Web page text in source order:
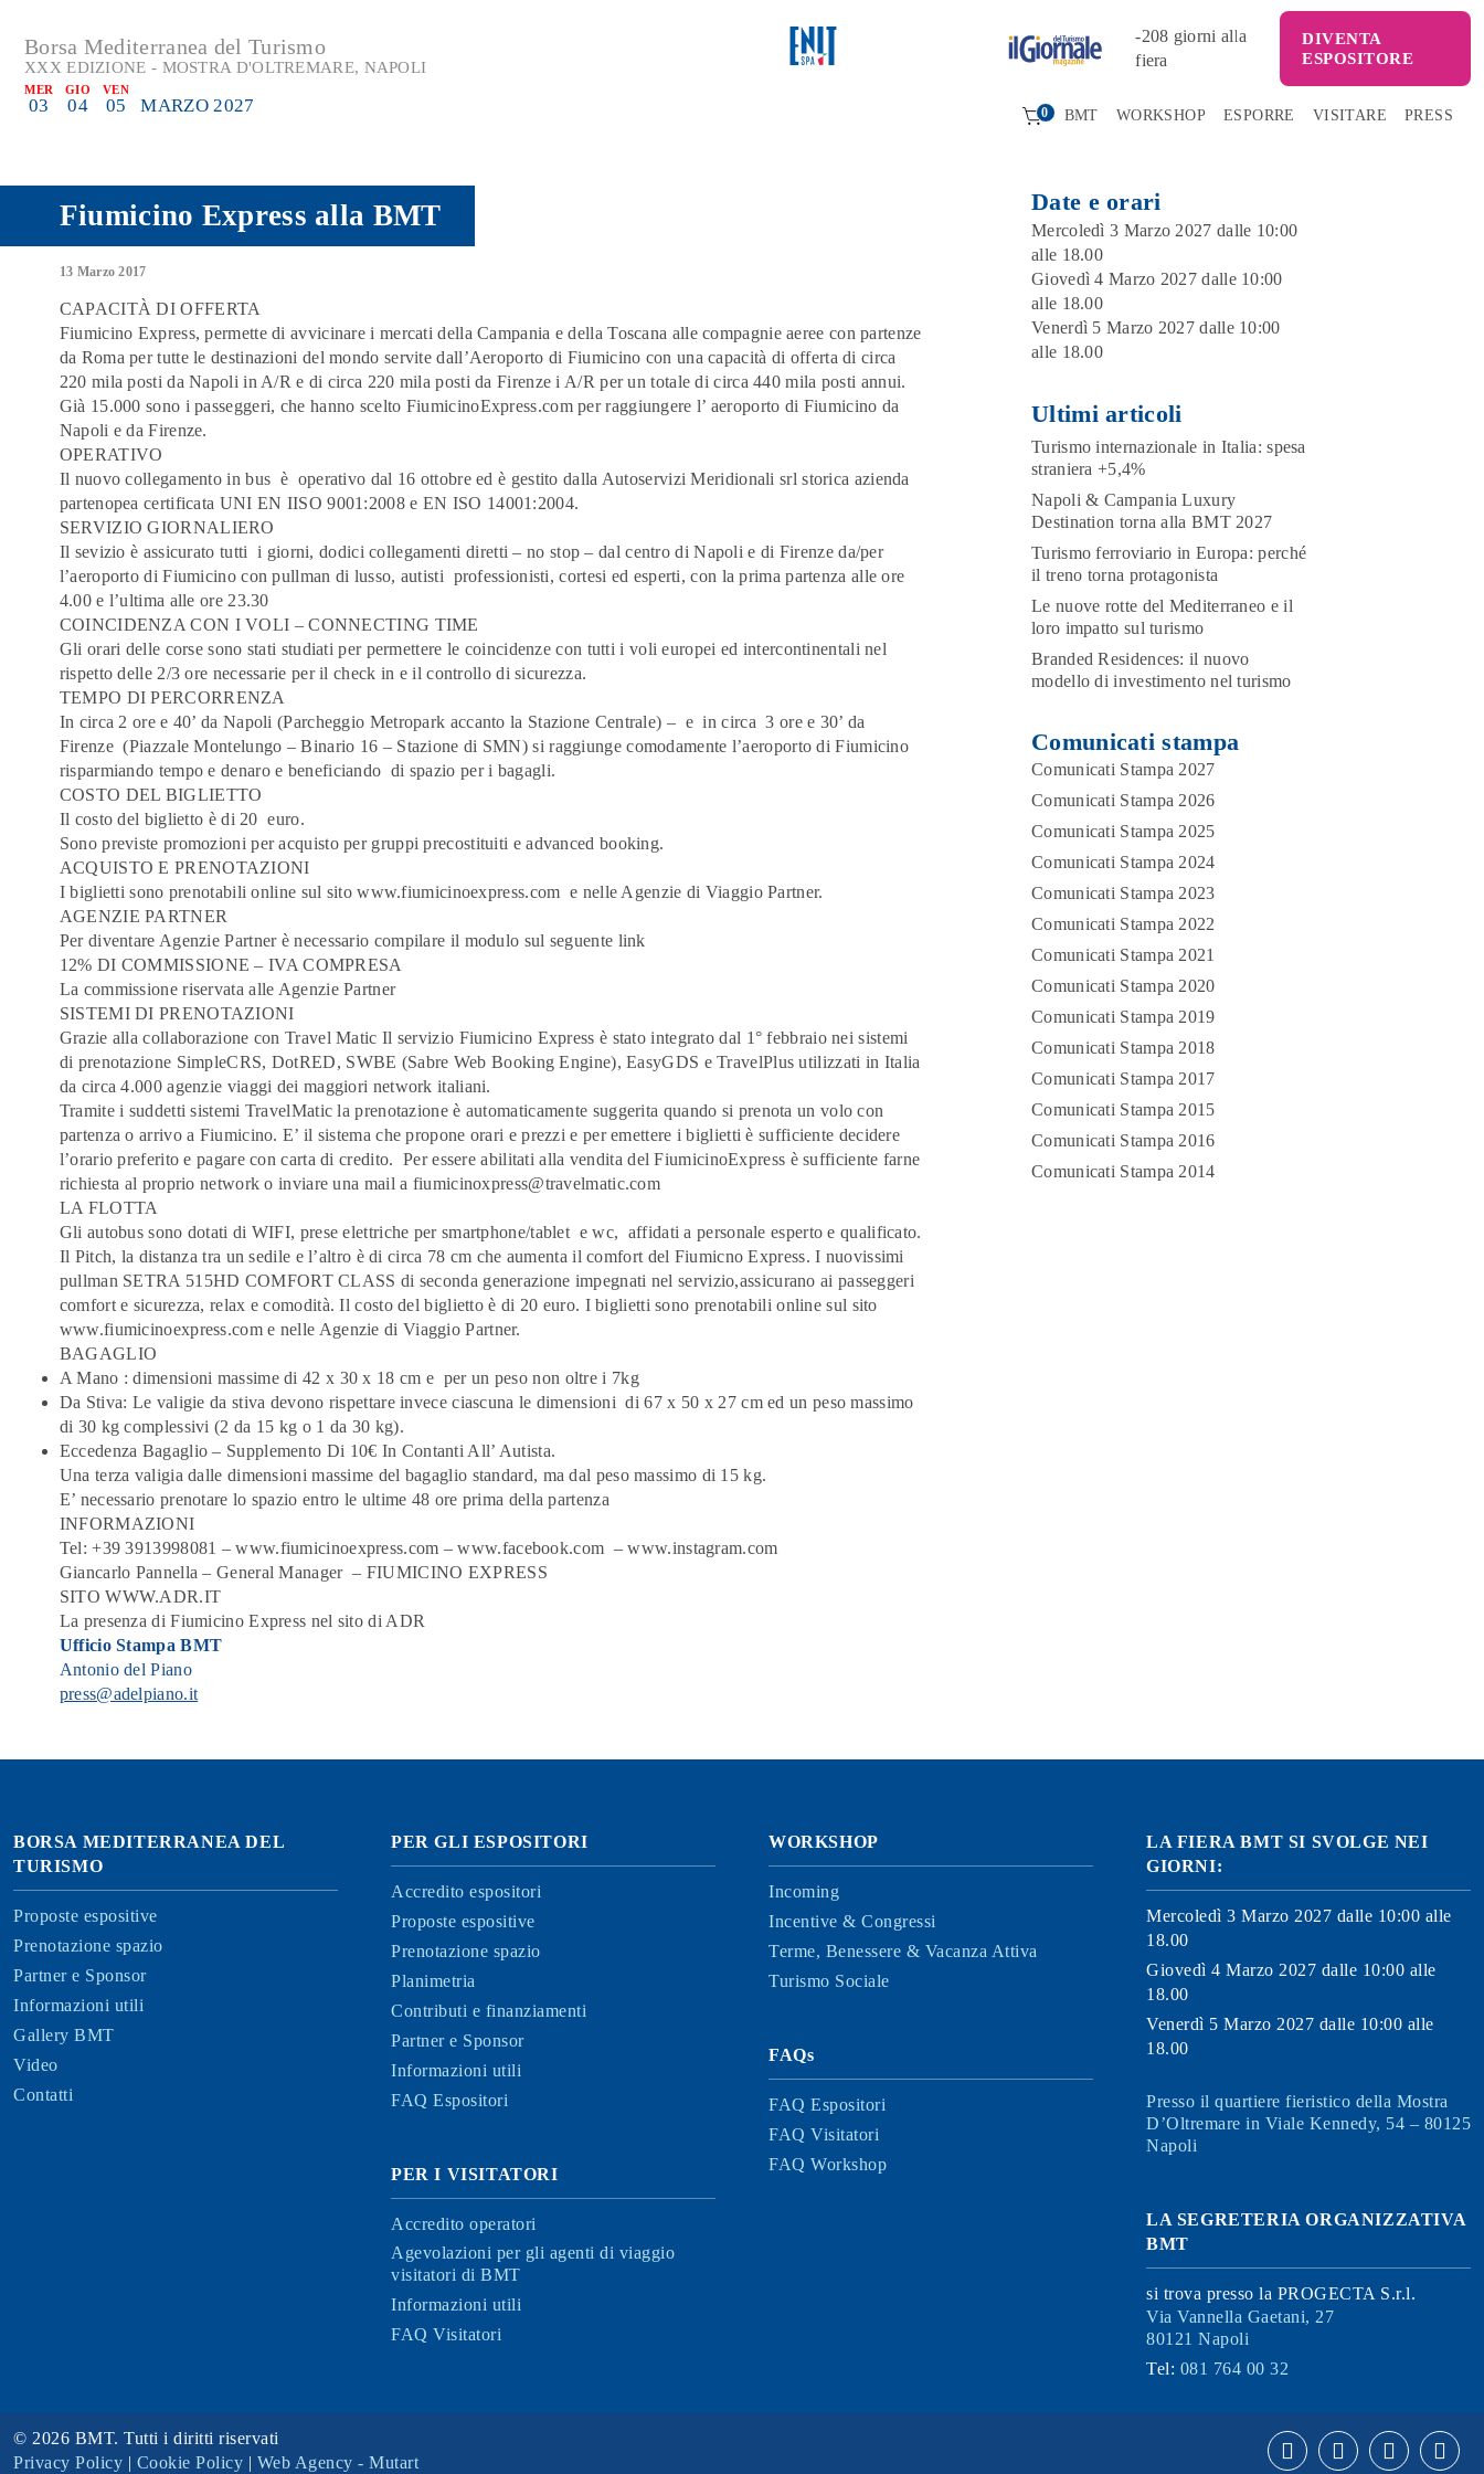
Borsa Mediterranea del Turismo
XXX EDIZIONE - MOSTRA D'OLTREMARE, NAPOLI
MER
03
GIO
04
VEN
05 MARZO 2027
-208 giorni alla
fiera
DIVENTA
ESPOSITORE
0 BMT WORKSHOP ESPORRE VISITARE PRESS
Fiumicino Express alla BMT
13 Marzo 2017
CAPACITÀ DI OFFERTA
Fiumicino Express, permette di avvicinare i mercati della Campania e della Toscana alle compagnie aeree con partenze
da Roma per tutte le destinazioni del mondo servite dall’Aeroporto di Fiumicino con una capacità di offerta di circa
220 mila posti da Napoli in A/R e di circa 220 mila posti da Firenze i A/R per un totale di circa 440 mila posti annui.
Già 15.000 sono i passeggeri, che hanno scelto FiumicinoExpress.com per raggiungere l’ aeroporto di Fiumicino da
Napoli e da Firenze.
OPERATIVO
Il nuovo collegamento in bus è operativo dal 16 ottobre ed è gestito dalla Autoservizi Meridionali srl storica azienda
partenopea certificata UNI EN IISO 9001:2008 e EN ISO 14001:2004.
SERVIZIO GIORNALIERO
Il sevizio è assicurato tutti i giorni, dodici collegamenti diretti – no stop – dal centro di Napoli e di Firenze da/per
l’aeroporto di Fiumicino con pullman di lusso, autisti professionisti, cortesi ed esperti, con la prima partenza alle ore
4.00 e l’ultima alle ore 23.30
COINCIDENZA CON I VOLI – CONNECTING TIME
Gli orari delle corse sono stati studiati per permettere le coincidenze con tutti i voli europei ed intercontinentali nel
rispetto delle 2/3 ore necessarie per il check in e il controllo di sicurezza.
TEMPO DI PERCORRENZA
In circa 2 ore e 40’ da Napoli (Parcheggio Metropark accanto la Stazione Centrale) – e in circa 3 ore e 30’ da
Firenze (Piazzale Montelungo – Binario 16 – Stazione di SMN) si raggiunge comodamente l’aeroporto di Fiumicino
risparmiando tempo e denaro e beneficiando di spazio per i bagagli.
COSTO DEL BIGLIETTO
Il costo del biglietto è di 20 euro.
Sono previste promozioni per acquisto per gruppi precostituiti e advanced booking.
ACQUISTO E PRENOTAZIONI
I biglietti sono prenotabili online sul sitowww.fiumicinoexpress.com e nelle Agenzie di Viaggio Partner.
AGENZIE PARTNER
Per diventare Agenzie Partner è necessario compilare il modulo sul seguente link
12% DI COMMISSIONE – IVA COMPRESA
La commissione riservata alle Agenzie Partner
SISTEMI DI PRENOTAZIONI
Grazie alla collaborazione con Travel Matic Il servizio Fiumicino Express è stato integrato dal 1° febbraio nei sistemi
di prenotazione SimpleCRS, DotRED, SWBE (Sabre Web Booking Engine), EasyGDS e TravelPlus utilizzati in Italia
da circa 4.000 agenzie viaggi dei maggiori network italiani.
Tramite i suddetti sistemi TravelMatic la prenotazione è automaticamente suggerita quando si prenota un volo con
partenza o arrivo a Fiumicino. E’ il sistema che propone orari e prezzi e per emettere i biglietti è sufficiente decidere
l’orario preferito e pagare con carta di credito. Per essere abilitati alla vendita del FiumicinoExpress è sufficiente farne
richiesta al proprio network o inviare una mail a fiumicinoxpress@travelmatic.com
LA FLOTTA
Gli autobus sono dotati di WIFI, prese elettriche per smartphone/tablet e wc, affidati a personale esperto e qualificato.
Il Pitch, la distanza tra un sedile e l’altro è di circa 78 cm che aumenta il comfort del Fiumicno Express. I nuovissimi
pullman SETRA 515HD COMFORT CLASS di seconda generazione impegnati nel servizio,assicurano ai passeggeri
comfort e sicurezza, relax e comodità. Il costo del biglietto è di 20 euro. I biglietti sono prenotabili online sul sito
www.fiumicinoexpress.come nelle Agenzie di Viaggio Partner.
BAGAGLIO
A Mano : dimensioni massime di 42 x 30 x 18 cm e per un peso non oltre i 7kg
Da Stiva: Le valigie da stiva devono rispettare invece ciascuna le dimensioni di 67 x 50 x 27 cm ed un peso massimo
di 30 kg complessivi (2 da 15 kg o 1 da 30 kg).
Eccedenza Bagaglio – Supplemento Di 10€ In Contanti All’ Autista.
Una terza valigia dalle dimensioni massime del bagaglio standard, ma dal peso massimo di 15 kg.
E’ necessario prenotare lo spazio entro le ultime 48 ore prima della partenza
INFORMAZIONI
Tel: +39 3913998081 –www.fiumicinoexpress.com –www.facebook.com –www.instagram.com
Giancarlo Pannella – General Manager – FIUMICINO EXPRESS
SITOWWW.ADR.IT
La presenza di Fiumicino Express nel sito di ADR
Ufficio Stampa BMT
Antonio del Piano
press@adelpiano.it
Date e orari
Mercoledì 3 Marzo 2027 dalle 10:00
alle 18.00
Giovedì 4 Marzo 2027 dalle 10:00
alle 18.00
Venerdì 5 Marzo 2027 dalle 10:00
alle 18.00
Ultimi articoli
Turismo internazionale in Italia: spesa
straniera +5,4%
Napoli & Campania Luxury
Destination torna alla BMT 2027
Turismo ferroviario in Europa: perché
il treno torna protagonista
Le nuove rotte del Mediterraneo e il
loro impatto sul turismo
Branded Residences: il nuovo
modello di investimento nel turismo
Comunicati stampa
Comunicati Stampa 2027
Comunicati Stampa 2026
Comunicati Stampa 2025
Comunicati Stampa 2024
Comunicati Stampa 2023
Comunicati Stampa 2022
Comunicati Stampa 2021
Comunicati Stampa 2020
Comunicati Stampa 2019
Comunicati Stampa 2018
Comunicati Stampa 2017
Comunicati Stampa 2015
Comunicati Stampa 2016
Comunicati Stampa 2014
BORSA MEDITERRANEA DEL
TURISMO
Proposte espositive
Prenotazione spazio
Partner e Sponsor
Informazioni utili
Gallery BMT
Video
Contatti
PER GLI ESPOSITORI
Accredito espositori
Proposte espositive
Prenotazione spazio
Planimetria
Contributi e finanziamenti
Partner e Sponsor
Informazioni utili
FAQ Espositori
PER I VISITATORI
Accredito operatori
Agevolazioni per gli agenti di viaggio
visitatori di BMT
Informazioni utili
FAQ Visitatori
WORKSHOP
Incoming
Incentive & Congressi
Terme, Benessere & Vacanza Attiva
Turismo Sociale
FAQs
FAQ Espositori
FAQ Visitatori
FAQ Workshop
LA FIERA BMT SI SVOLGE NEI
GIORNI:
Mercoledì 3 Marzo 2027 dalle 10:00 alle
18.00
Giovedì 4 Marzo 2027 dalle 10:00 alle
18.00
Venerdì 5 Marzo 2027 dalle 10:00 alle
18.00
Presso il quartiere fieristico della Mostra
D’Oltremare in Viale Kennedy, 54 – 80125
Napoli
LA SEGRETERIA ORGANIZZATIVA
BMT
si trova presso la PROGECTA S.r.l.
Via Vannella Gaetani, 27
80121 Napoli
Tel: 081 764 00 32
© 2026 BMT. Tutti i diritti riservati
Privacy Policy | Cookie Policy | Web Agency - Mutart